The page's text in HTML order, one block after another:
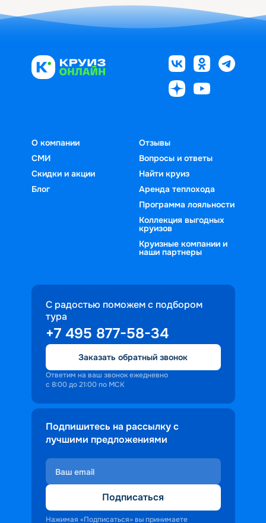
О компании
СМИ
Скидки и акции
Блог
Отзывы
Вопросы и ответы
Найти круиз
Аренда теплохода
Программа лояльности
Коллекция выгодных
круизов
Круизные компании и
наши партнеры
С радостью поможем с подбором
тура
+7 495 877-58-34
Заказать обратный звонок
Ответим на ваш звонок ежедневно
с 8:00 до 21:00 по МСК
Подпишитесь на рассылку с
лучшими предложениями
Подписаться
Нажимая «Подписаться» вы принимаете